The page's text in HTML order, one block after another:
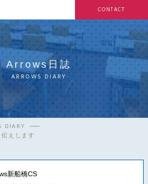
CONTACT
Arrows日誌
ARROWS DIARY
DIARY
えします
新船橋CS